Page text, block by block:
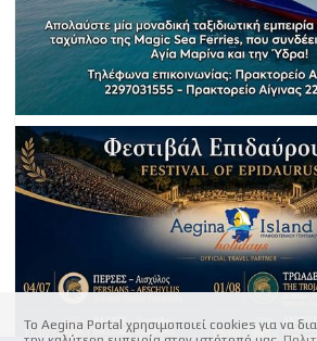
Το Aegina Portal χρησιμοποιεί cookies για να